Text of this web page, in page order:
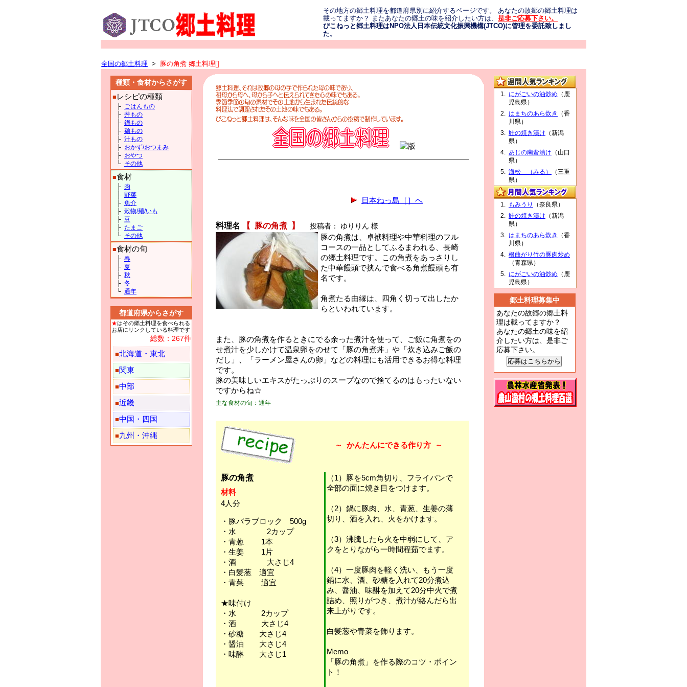
その地方の郷土料理を都道府県別に紹介するページです。 あなたの故郷の郷土料理は
載ってますか？ またあなたの郷土の味を紹介したい方は、 是非ご応募下さい。
ぴこねっと郷土料理はNPO法人日本伝統文化振興機構(JTCO)に管理を委託致しまし
た。
全国の郷土料理 > 豚の角煮 郷土料理[]
種類・食材からさがす
■ レシピの種類
├ ごはんもの
├ 丼もの
├ 鍋もの
├ 麺もの
├ 汁もの
├ おかず/おつまみ
├ おやつ
└ その他
■食材
├ 肉
├ 野菜
├ 魚介
├ 穀物/麺/いも
├ 豆
├ たまご
└ その他
■食材の旬
├ 春
├ 夏
├ 秋
├ 冬
└ 通年
都道府県からさがす
★はその郷土料理を食べられる
お店にリンクしている料理です
総数：267件
■北海道・東北
■関東
■中部
■近畿
■中国・四国
■九州・沖縄
日本ねっ島［］へ
料理名 【 豚の角煮 】
投稿者： ゆりりん 様
豚の角煮は、卓袱料理や中華料理のフル
コースの一品としてふるまわれる、長崎
の郷土料理です。この角煮をあっさりし
た中華饅頭で挟んで食べる角煮饅頭も有
名です。
角煮たる由縁は、四角く切って出したか
らといわれています。
また、豚の角煮を作るときにでる余った煮汁を使って、ご飯に角煮をの
せ煮汁を少しかけて温泉卵をのせて「豚の角煮丼」や「炊き込みご飯の
だし」、「ラーメン屋さんの卵」などの料理にも活用できるお得な料理
です。
豚の美味しいエキスがたっぷりのスープなので捨てるのはもったいない
ですからね☆
主な食材の旬：通年
～ かんたんにできる作り方 ～
豚の角煮
材料
4人分
・豚バラブロック 500g
・水 2カップ
・青葱 1本
・生姜 1片
・酒 大さじ4
・白髪葱 適宜
・青菜 適宜
★味付け
・水 2カップ
・酒 大さじ4
・砂糖 大さじ4
・醤油 大さじ4
・味醂 大さじ1
（1）豚を5cm角切り、フライパンで
全部の面に焼き目をつけます。
（2）鍋に豚肉、水、青葱、生姜の薄
切り、酒を入れ、火をかけます。
（3）沸騰したら火を中弱にして、ア
クをとりながら一時間程茹でます。
（4）一度豚肉を軽く洗い、もう一度
鍋に水、酒、砂糖を入れて20分煮込
み、醤油、味醂を加えて20分中火で煮
詰め、照りがつき、煮汁が絡んだら出
来上がりです。
白髪葱や青菜を飾ります。
Memo
「豚の角煮」を作る際のコツ・ポイン
ト！
にがごいの油炒め （鹿
児島県）
はまちのあら炊き
（香
川県）
鮭の焼き漬け （新潟
県）
あじの南蛮漬け （山口
県）
海松 （みる）
（三重
県）
もみうり
（奈良県）
鮭の焼き漬け （新潟
県）
はまちのあら炊き
（香
川県）
根曲がり竹の豚肉炒め
（青森県）
にがごいの油炒め （鹿
児島県）
郷土料理募集中
あなたの故郷の郷土料
理は載ってますか？
あなたの郷土の味を紹
介したい方は、是非ご
応募下さい。